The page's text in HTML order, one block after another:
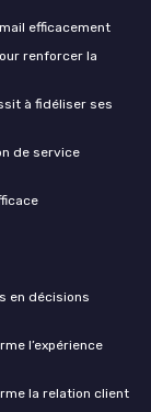
efficacement
renforcer la
à fidéliser ses
de service
en décisions
l’expérience
la relation client